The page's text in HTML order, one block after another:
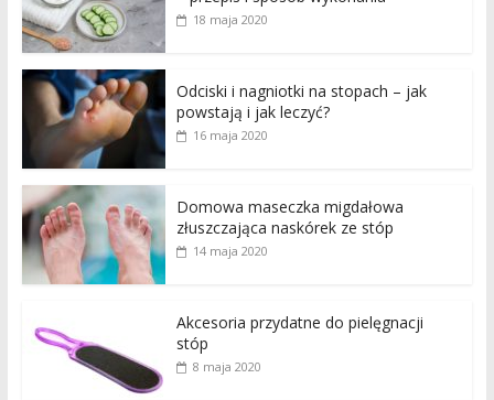
18 maja 2020
Odciski i nagniotki na stopach – jak
powstają i jak leczyć?
16 maja 2020
Domowa maseczka migdałowa
złuszczająca naskórek ze stóp
14 maja 2020
Akcesoria przydatne do pielęgnacji
stóp
8 maja 2020